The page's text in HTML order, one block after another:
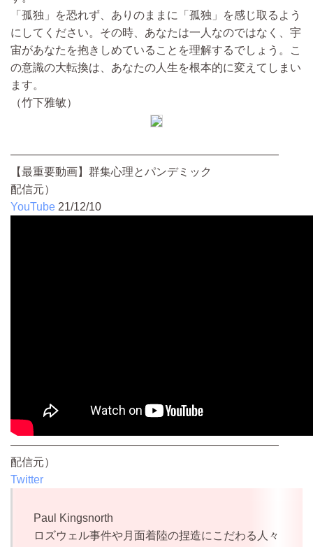
「孤独」を恐れず、ありのままに「孤独」を感じ取るよう
にしてください。その時、あなたは一人なのではなく、宇
宙があなたを抱きしめていることを理解するでしょう。こ
の意識の大転換は、あなたの人生を根本的に変えてしまい
ます。
（竹下雅敏）
————————————————————————
【最重要動画】群集心理とパンデミック
配信元）
YouTube 21/12/10
————————————————————————
配信元）
Twitter
Paul Kingsnorth
ロズウェル事件や月面着陸の捏造にこだわる人々